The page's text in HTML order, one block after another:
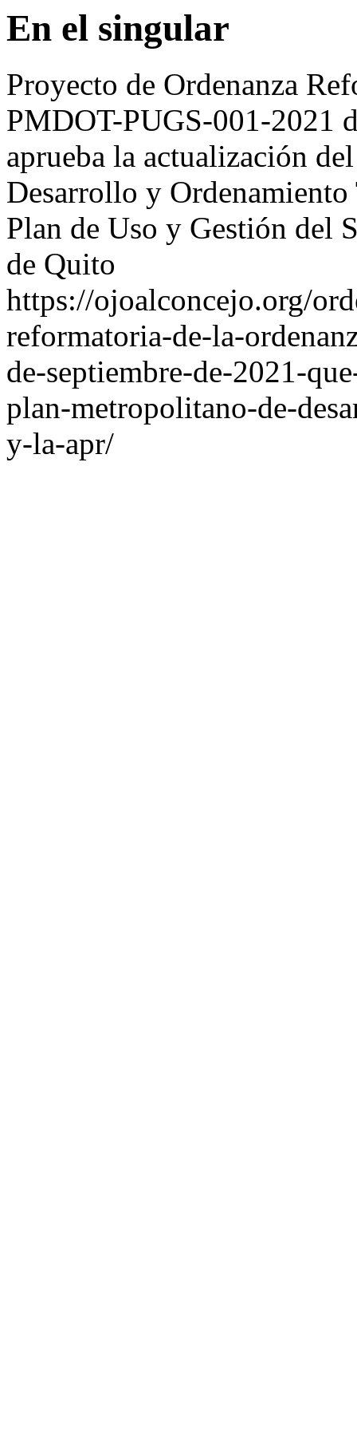
En el singular
Proyecto de Ordenanza
PMDOT-PUGS-001-2021
aprueba la actualización
Desarrollo y
Plan de Uso y Gestión del
de Quito
https://ojoalconcejo.org/
reformatoria-de-la-
de-septiembre-de-2021-
plan-metropolitano-de-
y-la-apr/